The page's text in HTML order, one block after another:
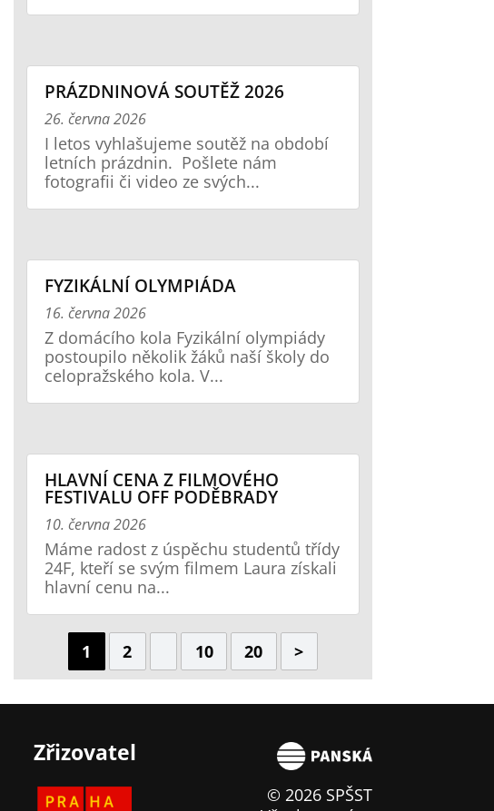
PRÁZDNINOVÁ SOUTĚŽ 2026
26. června 2026
I letos vyhlašujeme soutěž na období
letních prázdnin. Pošlete nám
fotografii či video ze svých...
FYZIKÁLNÍ OLYMPIÁDA
16. června 2026
Z domácího kola Fyzikální olympiády
postoupilo několik žáků naší školy do
celopražského kola. V...
HLAVNÍ CENA Z FILMOVÉHO
FESTIVALU OFF PODĚBRADY
10. června 2026
Máme radost z úspěchu studentů třídy
24F, kteří se svým filmem Laura získali
hlavní cenu na...
1 2 10 20 >
Zřizovatel
© 2026 SPŠST